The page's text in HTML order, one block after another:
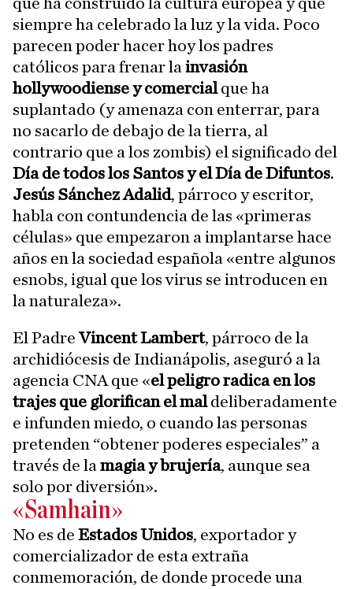
siempre ha celebrado la luz y la vida. Poco
parecen poder hacer hoy los padres
católicos para frenar la invasión
hollywoodiense y comercialque ha
suplantado (y amenaza con enterrar, para
no sacarlo de debajo de la tierra, al
contrario que a los zombis) el significado del
Día de todos los Santos y el Día de Difuntos.
Jesús Sánchez Adalid, párroco y escritor,
habla con contundencia de las «primeras
células» que empezaron a implantarse hace
años en la sociedad española «entre algunos
esnobs, igual que los virus se introducen en
la naturaleza».
El PadreVincent Lambert, párroco de la
archidiócesis de Indianápolis, aseguró a la
agencia CNA que «el peligro radica en los
trajes que glorifican el maldeliberadamente
e infunden miedo, o cuando las personas
pretenden “obtener poderes especiales” a
través de la magia y brujería, aunque sea
solo por diversión».
«Samhain»
No es de Estados Unidos, exportador y
comercializador de esta extraña
conmemoración, de donde procede una